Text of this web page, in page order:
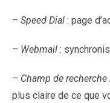
– Speed Dial : page
– Webmail :
– Champ de
plus claire de ce que